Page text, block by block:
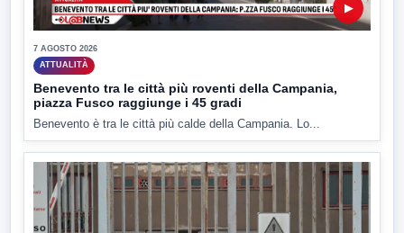
▶
7 AGOSTO 2026
ATTUALITÀ
Benevento tra le città più roventi della Campania,
piazza Fusco raggiunge i 45 gradi
Benevento è tra le città più calde della Campania. Lo...